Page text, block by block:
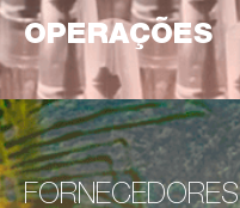
OPERAÇÕES
FORNECEDORES